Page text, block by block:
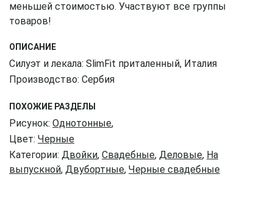
меньшей стоимостью. Участвуют все группы
товаров!
ОПИСАНИЕ
Силуэт и лекала: SlimFit приталенный, Италия
Производство: Сербия
ПОХОЖИЕ РАЗДЕЛЫ
Рисунок: Однотонные,
Цвет: Черные
Категории: Двойки, Свадебные, Деловые, На
выпускной, Двубортные, Черные свадебные